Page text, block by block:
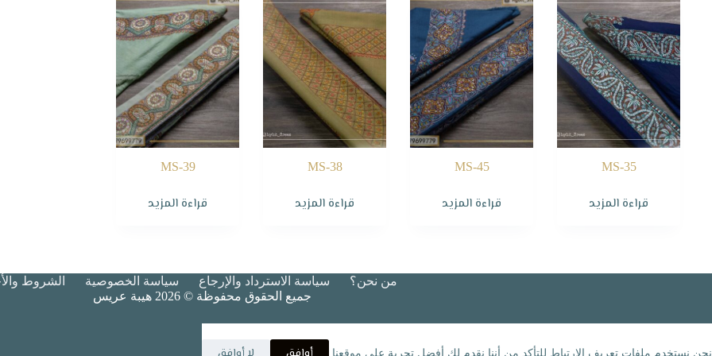
نحن نستخدم ملفات تعريف الارتباط للتأكد من أننا نقدم لك أفضل تجربة على موقعنا.
MS-35
قراءة المزيد
MS-45
قراءة المزيد
MS-38
قراءة المزيد
MS-39
قراءة المزيد
من نحن؟ سياسة الاسترداد والإرجاع سياسة الخصوصية
الشروط
جميع الحقوق محفوظة © 2026 هيبة عريس